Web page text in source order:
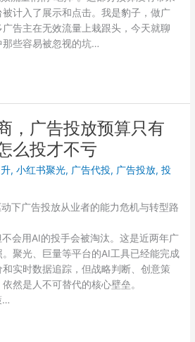
计入了展示和点击。我是豹子，做广
告主在无效流量上栽跟头，今天就聊
些容易被忽视的坑…
，广告投放预算只有
么投才不亏
,小红书聚光, 广告代投, 广告投放,投
下广告投放从业者的能力危机与转型路
会用AI的投手会被淘汰。这是近两年广
聚光、巨量等平台的AI工具已经能完成
实时数据追踪，但战略判断、创意策
然是人不可替代的核心壁垒。
…